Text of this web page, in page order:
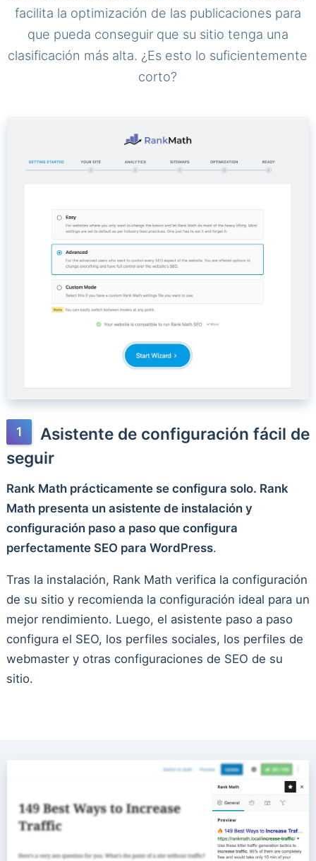
facilita la optimización de las publicaciones para
que pueda conseguir que su sitio tenga una
clasificación más alta. ¿Es esto lo suficientemente
corto?
Asistente de configuración fácil de
seguir
Rank Math prácticamente se configura solo. Rank
Math presenta un asistente de instalación y
configuración paso a paso que configura
perfectamente SEO para WordPress.
Tras la instalación, Rank Math verifica la configuración
de su sitio y recomienda la configuración ideal para un
mejor rendimiento. Luego, el asistente paso a paso
configura el SEO, los perfiles sociales, los perfiles de
webmaster y otras configuraciones de SEO de su
sitio.